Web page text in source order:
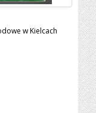
w Kielcach